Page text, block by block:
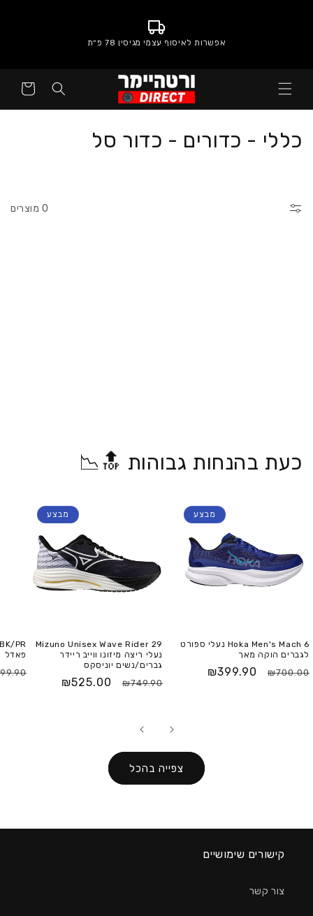
אפשרות לאיסוף עצמי מגיסין 78 פ״ת
קניות
:
כללי - כדורים - כדור סל
0 מוצרים
כעת בהנחות גבוהות 🔝📉
מבצע
Hoka Men's Mach 6 נעלי ספורט
לגברים הוקה מאך
₪700.00
₪399.90
מבצע
Mizuno Unisex Wave Rider 29
נעלי ריצה מיזונו ווייב ריידר
גברים/נשים יוניסקס
₪749.90
₪525.00
פאדל
צפייה בהכל
קישורים שימושיים
צור קשר